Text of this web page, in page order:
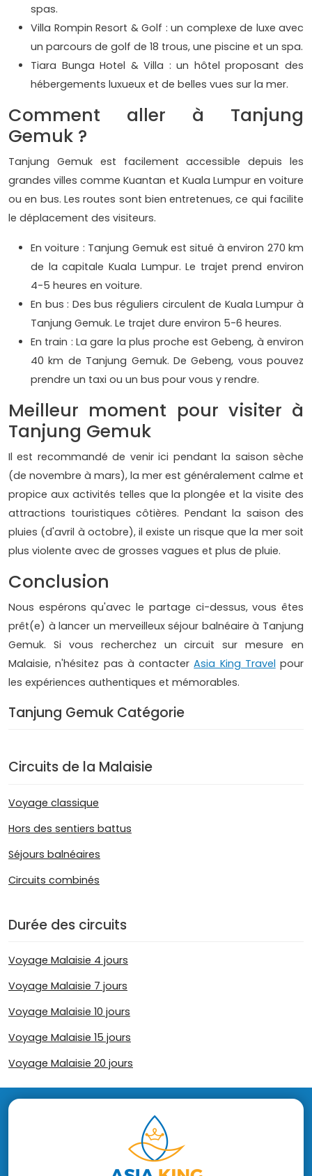
spas.
Villa Rompin Resort & Golf : un complexe de luxe avec
un parcours de golf de 18 trous, une piscine et un spa.
Tiara Bunga Hotel & Villa : un hôtel proposant des
hébergements luxueux et de belles vues sur la mer.
Comment aller à Tanjung
Gemuk ?
Tanjung Gemuk est facilement accessible depuis les
grandes villes comme Kuantan et Kuala Lumpur en voiture
ou en bus. Les routes sont bien entretenues, ce qui facilite
le déplacement des visiteurs.
En voiture : Tanjung Gemuk est situé à environ 270 km
de la capitale Kuala Lumpur. Le trajet prend environ
4-5 heures en voiture.
En bus : Des bus réguliers circulent de Kuala Lumpur à
Tanjung Gemuk. Le trajet dure environ 5-6 heures.
En train : La gare la plus proche est Gebeng, à environ
40 km de Tanjung Gemuk. De Gebeng, vous pouvez
prendre un taxi ou un bus pour vous y rendre.
Meilleur moment pour visiter à
Tanjung Gemuk
Il est recommandé de venir ici pendant la saison sèche
(de novembre à mars), la mer est généralement calme et
propice aux activités telles que la plongée et la visite des
attractions touristiques côtières. Pendant la saison des
pluies (d'avril à octobre), il existe un risque que la mer soit
plus violente avec de grosses vagues et plus de pluie.
Conclusion
Nous espérons qu'avec le partage ci-dessus, vous êtes
prêt(e) à lancer un merveilleux séjour balnéaire à Tanjung
Gemuk. Si vous recherchez un circuit sur mesure en
Malaisie, n'hésitez pas à contacterAsia King Travel pour
les expériences authentiques et mémorables.
Tanjung Gemuk Catégorie
Circuits de la Malaisie
Voyage classique
Hors des sentiers battus
Séjours balnéaires
Circuits combinés
Durée des circuits
Voyage Malaisie 4 jours
Voyage Malaisie 7 jours
Voyage Malaisie 10 jours
Voyage Malaisie 15 jours
Voyage Malaisie 20 jours